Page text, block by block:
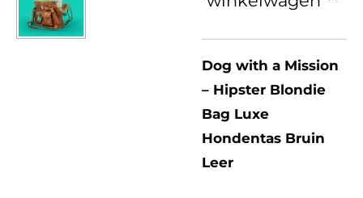
Dog with a Mission
– Hipster Blondie
Bag Luxe
Hondentas Bruin
Leer